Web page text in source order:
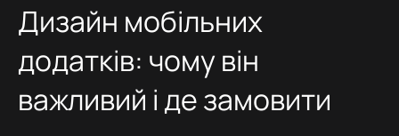
Дизайн мобільних
додатків: чому він
важливий і де замовити